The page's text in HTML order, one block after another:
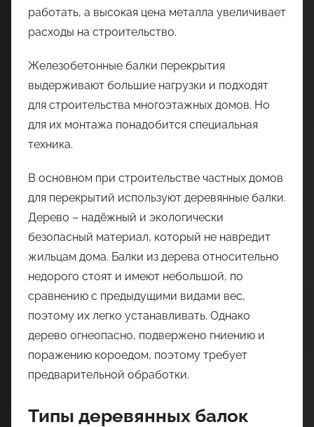
работать, а высокая цена металла увеличивает
расходы на строительство.
Железобетонные балки перекрытия
выдерживают большие нагрузки и подходят
для строительства многоэтажных домов. Но
для их монтажа понадобится специальная
техника.
В основном при строительстве частных домов
для перекрытий используют деревянные балки.
Дерево – надёжный и экологически
безопасный материал, который не навредит
жильцам дома. Балки из дерева относительно
недорого стоят и имеют небольшой, по
сравнению с предыдущими видами вес,
поэтому их легко устанавливать. Однако
дерево огнеопасно, подвержено гниению и
поражению короедом, поэтому требует
предварительной обработки.
Типы деревянных балок